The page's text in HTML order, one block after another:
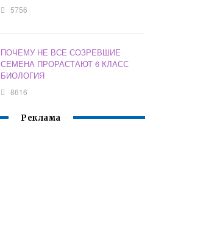
5756
ПОЧЕМУ НЕ ВСЕ СОЗРЕВШИЕ
СЕМЕНА ПРОРАСТАЮТ 6 КЛАСС
БИОЛОГИЯ
8616
Реклама